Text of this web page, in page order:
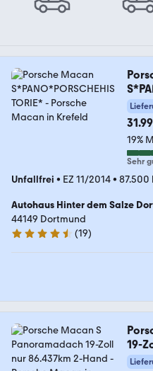
19%
Sehr
Unfallfrei • EZ 11/2014• 87.500
Autohaus Hinter dem Salze
44149 Dortmund
4.4 Sterne
(19)
19-